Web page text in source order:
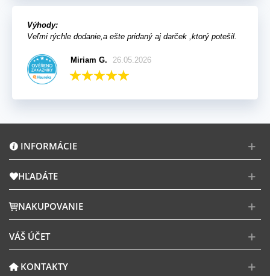
Výhody:
Veľmi rýchle dodanie,a ešte pridaný aj darček ,ktorý potešil.
Miriam G. 26.05.2026
INFORMÁCIE
HĽADÁTE
NAKUPOVANIE
VÁŠ ÚČET
KONTAKTY